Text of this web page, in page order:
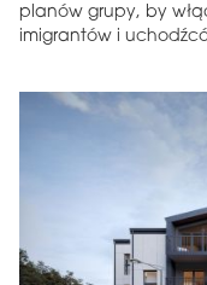
planów grupy, by
imigrantów i